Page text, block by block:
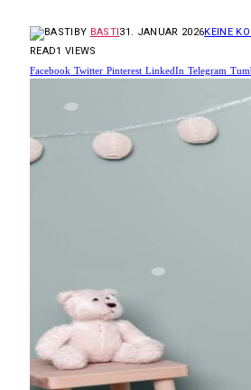
BY BASTI31. JANUAR 2026KEINE
READ1 VIEWS
Facebook Twitter Pinterest LinkedIn Telegram